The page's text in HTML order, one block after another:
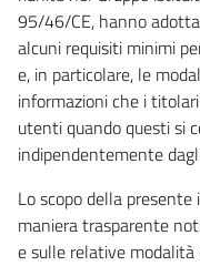
95/46/CE, hanno
alcuni requisiti minimi
e, in particolare, le
informazioni che i
utenti quando questi si
indipendentemente
Lo scopo della
maniera trasparente
e sulle relative modalità